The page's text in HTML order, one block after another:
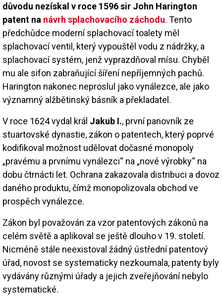
důvodu nezískal v roce 1596 sir John Harington
patent na návrh splachovacího záchodu. Tento
předchůdce moderní splachovací toalety měl
splachovací ventil, který vypouštěl vodu z nádržky, a
splachovací systém, jenž vyprazdňoval mísu. Chyběl
mu ale sifon zabraňující šíření nepříjemných pachů.
Harington nakonec neproslul jako vynálezce, ale jako
významný alžbětinský básník a překladatel.
V roce 1624 vydal král Jakub I., první panovník ze
stuartovské dynastie, zákon o patentech, který poprvé
kodifikoval možnost udělovat dočasné monopoly
„pravému a prvnímu vynálezci“ na „nové výrobky“ na
dobu čtrnácti let. Ochrana zakazovala distribuci a dovoz
daného produktu, čímž monopolizovala obchod ve
prospěch vynálezce.
Zákon byl považován za vzor patentových zákonů na
celém světě a aplikoval se ještě dlouho v 19. století.
Nicméně stále neexistoval žádný ústřední patentový
úřad, novost se systematicky nezkoumala, patenty byly
vydávány různými úřady a jejich zveřejňování nebylo
systematické.